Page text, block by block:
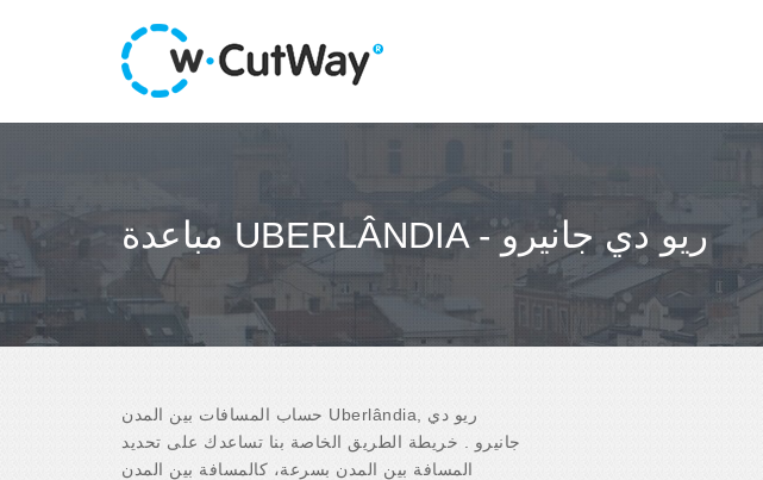
مباعدة UBERLÂNDIA - ريو دي جانيرو
حساب المسافات بين المدن Uberlândia, ريو دي
جانيرو . خريطة الطريق الخاصة بنا تساعدك على تحديد
المسافة بين المدن بسرعة، كالمسافة بين المدن